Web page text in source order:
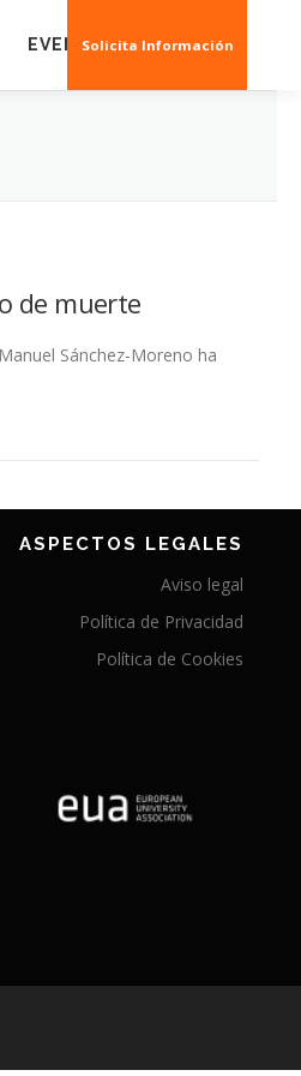
EVENTOS CREAS 3D
de muerte
Sánchez-Moreno ha
Solicita Información
ASPECTOS LEGALES
Aviso legal
Política de Privacidad
Política de Cookies